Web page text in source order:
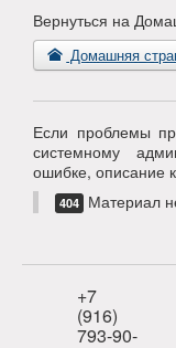
Вернуться на
Домашняя
Если проблемы
системному
ошибке, описание
404 Материал
+7
(916)
793-90-